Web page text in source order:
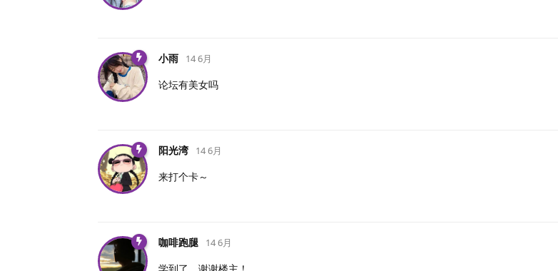
小雨 14 6月
论坛有美女吗
阳光湾 14 6月
来打个卡～
咖啡跑腿 14 6月